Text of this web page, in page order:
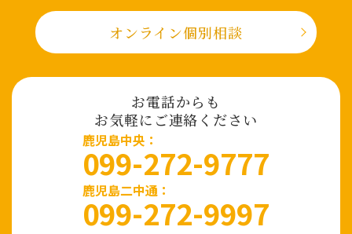
オンライン個別相談
お電話からも
お気軽にご連絡ください
⿅児島中央：
099-272-9777
鹿児島二中通：
099-272-9997